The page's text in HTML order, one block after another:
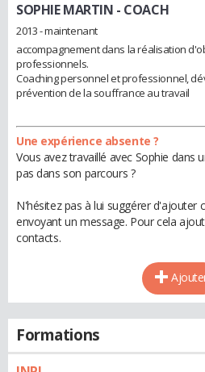
SOPHIE MARTIN - COACH
2013 - maintenant
accompagnement dans la réalisation
professionnels.
Coaching personnel et professionnel,
prévention de la souffrance au travail
Une expérience absente ?
Vous avez travaillé avec Sophie dans
pas dans son parcours ?
N'hésitez pas à lui suggérer d'ajouter
envoyant un message. Pour cela
contacts.
Formations